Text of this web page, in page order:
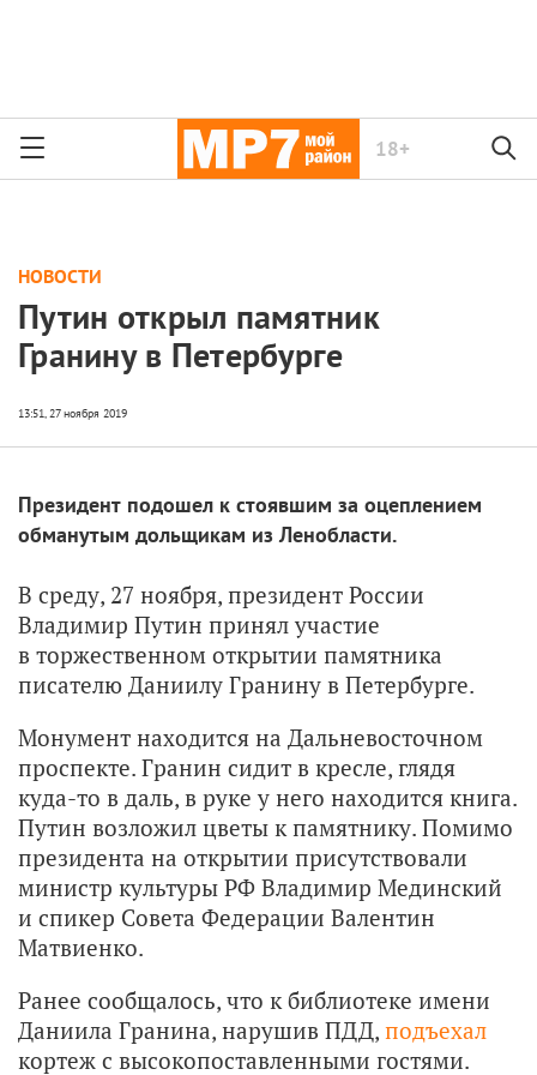
18+
НОВОСТИ
Путин открыл памятник
Гранину в Петербурге
Президент подошел к стоявшим за оцеплением
обманутым дольщикам из Ленобласти.
В среду, 27 ноября, президент России
Владимир Путин принял участие
в торжественном открытии памятника
писателю Даниилу Гранину в Петербурге.
Монумент находится на Дальневосточном
проспекте. Гранин сидит в кресле, глядя
куда-то в даль, в руке у него находится книга.
Путин возложил цветы к памятнику. Помимо
президента на открытии присутствовали
министр культуры РФ Владимир Мединский
и спикер Совета Федерации Валентин
Матвиенко.
Ранее сообщалось, что к библиотеке имени
Даниила Гранина, нарушив ПДД, подъехал
кортеж с высокопоставленными гостями.